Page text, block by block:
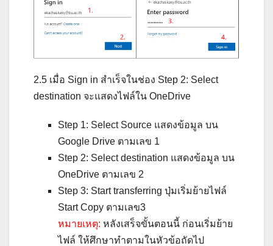
2.5 เมื่อ Sign in สำเร็จในช่อง Step 2: Select
destination จะแสดงไฟล์ใน OneDrive
Step 1: Select Source แสดงข้อมูล บน
Google Drive ตามเลข 1
Step 2: Select destination แสดงข้อมูล บน
OneDrive ตามเลข 2
Step 3: Start transferring ปุ่มเริ่มย้ายไฟล์
Start Copy ตามเลข3
หมายเหตุ: หลังเสร็จขั้นตอนนี้ ก่อนเริ่มย้าย
ไฟล์ ให้ศึกษาทำตามในหัวข้อถัดไป